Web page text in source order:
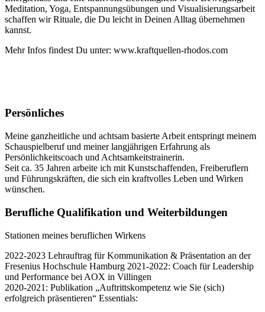
Meditation, Yoga, Entspannungsübungen und Visualisierungsarbeit
schaffen wir Rituale, die Du leicht in Deinen Alltag übernehmen
kannst.
Mehr Infos findest Du unter: www.kraftquellen-rhodos.com
Persönliches
Meine ganzheitliche und achtsam basierte Arbeit entspringt meinem
Schauspielberuf und meiner langjährigen Erfahrung als
Persönlichkeitscoach und Achtsamkeitstrainerin.
Seit ca. 35 Jahren arbeite ich mit Kunstschaffenden, Freiberuflern
und Führungskräften, die sich ein kraftvolles Leben und Wirken
wünschen.
Berufliche Qualifikation und Weiterbildungen
Stationen meines beruflichen Wirkens
2022-2023 Lehrauftrag für Kommunikation & Präsentation an der
Fresenius Hochschule Hamburg 2021-2022: Coach für Leadership
und Performance bei AOX in Villingen
2020-2021: Publikation „Auftrittskompetenz wie Sie (sich)
erfolgreich präsentieren“ Essentials: